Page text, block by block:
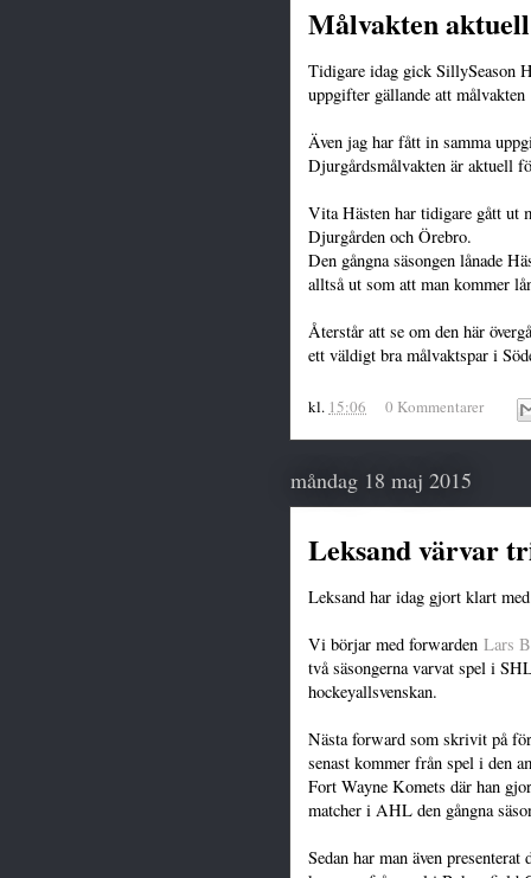
Målvakten
Tidigare idag gick SillySeason
uppgifter gällande att målvakten
Även jag har fått in samma
Djurgårdsmålvakten är aktuell
Vita Hästen har tidigare gått ut
Djurgården och Örebro.
Den gångna säsongen lånade
alltså ut som att man kommer
Återstår att se om den här
ett väldigt bra målvaktspar i
kl. 15:06 0 Kommentarer
måndag 18 maj 2015
Leksand värvar
Leksand har idag gjort klart
Vi börjar med forwarden Lars
två säsongerna varvat spel i
hockeyallsvenskan.
Nästa forward som skrivit på
senast kommer från spel i den
Fort Wayne Komets där han
matcher i AHL den gångna
Sedan har man även